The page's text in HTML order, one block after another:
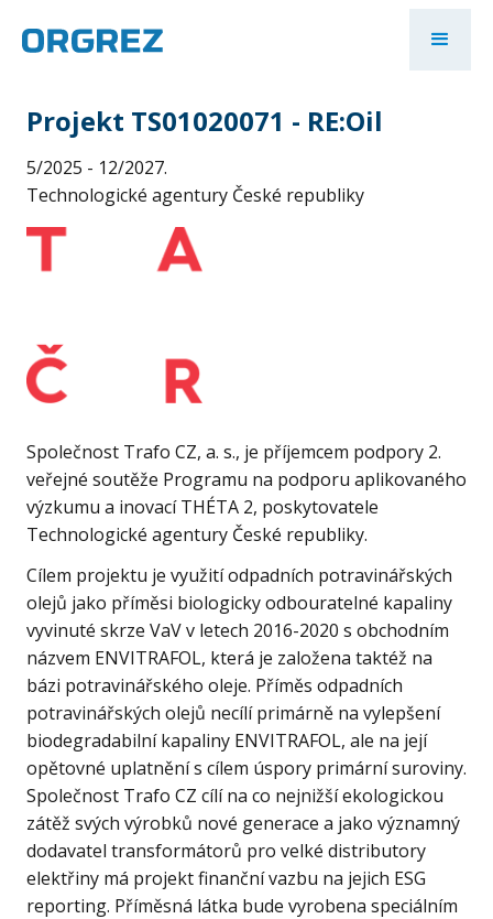
Projekt TS01020071 - RE:Oil
5/2025 - 12/2027.
Technologické agentury České republiky
Společnost Trafo CZ, a. s., je příjemcem podpory 2.
veřejné soutěže Programu na podporu aplikovaného
výzkumu a inovací THÉTA 2, poskytovatele
Technologické agentury České republiky.
Cílem projektu je využití odpadních potravinářských
olejů jako příměsi biologicky odbouratelné kapaliny
vyvinuté skrze VaV v letech 2016-2020 s obchodním
názvem ENVITRAFOL, která je založena taktéž na
bázi potravinářského oleje. Příměs odpadních
potravinářských olejů necílí primárně na vylepšení
biodegradabilní kapaliny ENVITRAFOL, ale na její
opětovné uplatnění s cílem úspory primární suroviny.
Společnost Trafo CZ cílí na co nejnižší ekologickou
zátěž svých výrobků nové generace a jako významný
dodavatel transformátorů pro velké distributory
elektřiny má projekt finanční vazbu na jejich ESG
reporting. Příměsná látka bude vyrobena speciálním